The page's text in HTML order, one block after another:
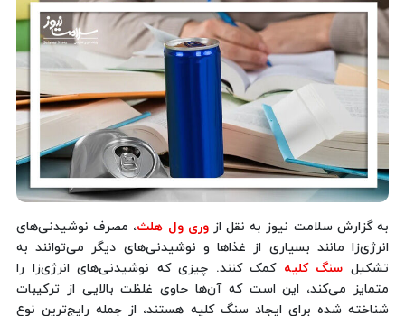
به گزارش سلامت نیوز به نقل ازوری ول هلث، مصرف نوشیدنی‌های
انرژی‌زا مانند بسیاری از غذاها و نوشیدنی‌های دیگر می‌توانند به
تشکیل سنگ کلیه کمک کنند. چیزی که نوشیدنی‌های انرژی‌زا را
متمایز می‌کند، این است که آن‌ها حاوی غلظت بالایی از ترکیبات
شناخته شده برای ایجاد سنگ کلیه هستند، از جمله رایج‌ترین نوع